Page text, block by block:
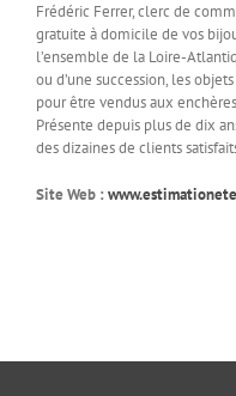
Frédéric Ferrer, clerc de
gratuite à domicile de vos
l’ensemble de la Loire-
ou d’une succession, les
pour être vendus aux
Présente depuis plus de dix
des dizaines de clients
Site Web :